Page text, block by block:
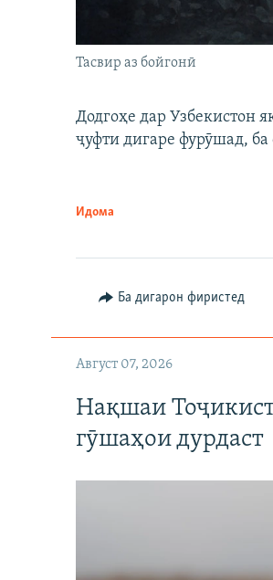
Тасвир аз бойгонӣ
Додгоҳе дар Узбекистон
ҷуфти дигаре фурӯшад,
Идома
Ба дигарон фиристед
Август 07, 2026
Нақшаи
гӯшаҳои дурдаст